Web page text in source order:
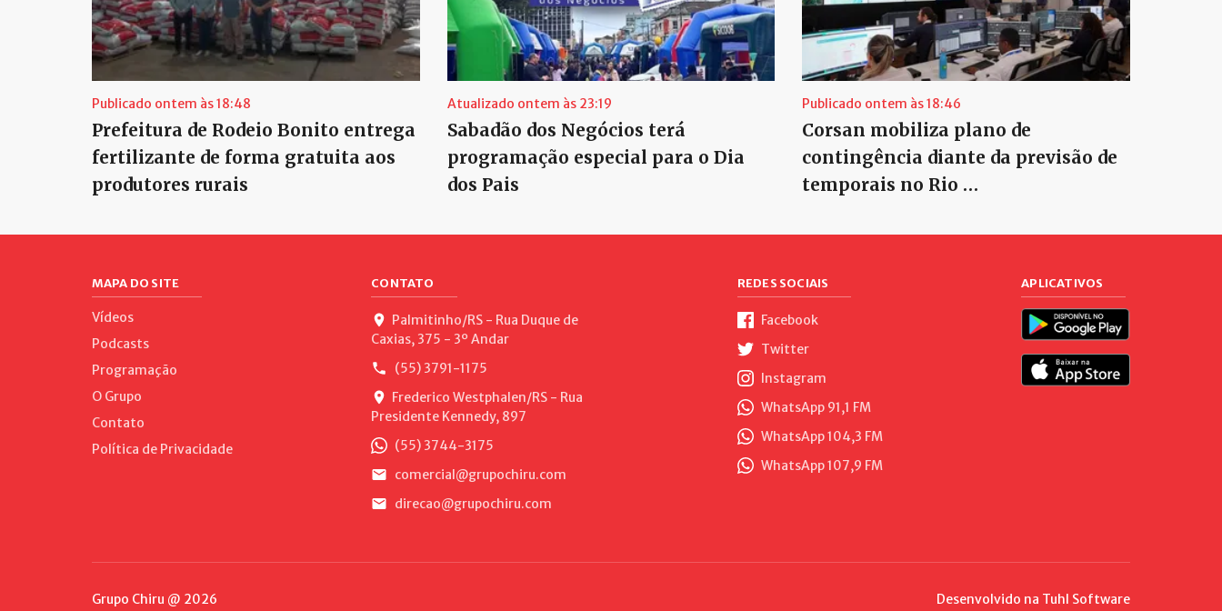
Publicado ontem às 18:48
Prefeitura de Rodeio Bonito entrega
fertilizante de forma gratuita aos
produtores rurais
Atualizado ontem às 23:19
Sabadão dos Negócios terá
programação especial para o Dia
dos Pais
Publicado ontem às 18:46
Corsan mobiliza plano de
contingência diante da previsão de
temporais no Rio …
MAPA DO SITE
Vídeos
Podcasts
Programação
O Grupo
Contato
Política de Privacidade
CONTATO
Palmitinho/RS - Rua Duque de
Caxias, 375 - 3º Andar
(55) 3791-1175
Frederico Westphalen/RS - Rua
Presidente Kennedy, 897
(55) 3744-3175
comercial@grupochiru.com
direcao@grupochiru.com
REDES SOCIAIS
Facebook
Twitter
Instagram
WhatsApp 91,1 FM
WhatsApp 104,3 FM
WhatsApp 107,9 FM
APLICATIVOS
Grupo Chiru @ 2026 Desenvolvido na Tuhl Software